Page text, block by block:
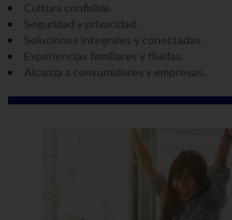
Cultura confiable.
Seguridad y privacidad.
Soluciones integrales y conectadas.
Experiencias familiares y fluidas.
Alcanza a consumidores y empresas.